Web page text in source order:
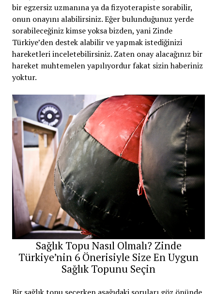
bir egzersiz uzmanına ya da fizyoterapiste sorabilir,
onun onayını alabilirsiniz. Eğer bulunduğunuz yerde
sorabileceğiniz kimse yoksa bizden, yani Zinde
Türkiye’den destek alabilir ve yapmak istediğinizi
hareketleri inceletebilirsiniz. Zaten onay alacağınız bir
hareket muhtemelen yapılıyordur fakat sizin haberiniz
yoktur.
Sağlık Topu Nasıl Olmalı? Zinde
Türkiye’nin 6 Önerisiyle Size En Uygun
Sağlık Topunu Seçin